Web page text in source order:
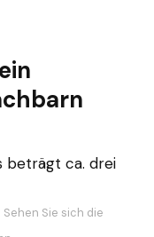
beträgt ca. drei
Sehen Sie sich die